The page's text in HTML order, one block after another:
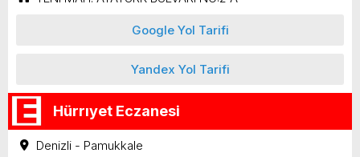
Google Yol Tarifi
Yandex Yol Tarifi
Hürrıyet Eczanesi
Denizli - Pamukkale